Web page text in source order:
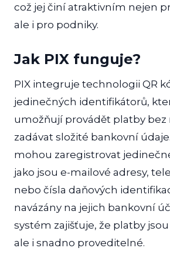
což jej činí atraktivním nejen
ale i pro podniky.
Jak PIX funguje?
PIX integruje technologii QR
jedinečných identifikátorů,
umožňují provádět platby
zadávat složité bankovní
mohou zaregistrovat
jako jsou e-mailové adresy,
nebo čísla daňových
navázány na jejich bankovní
systém zajišťuje, že platby
ale i snadno proveditelné.